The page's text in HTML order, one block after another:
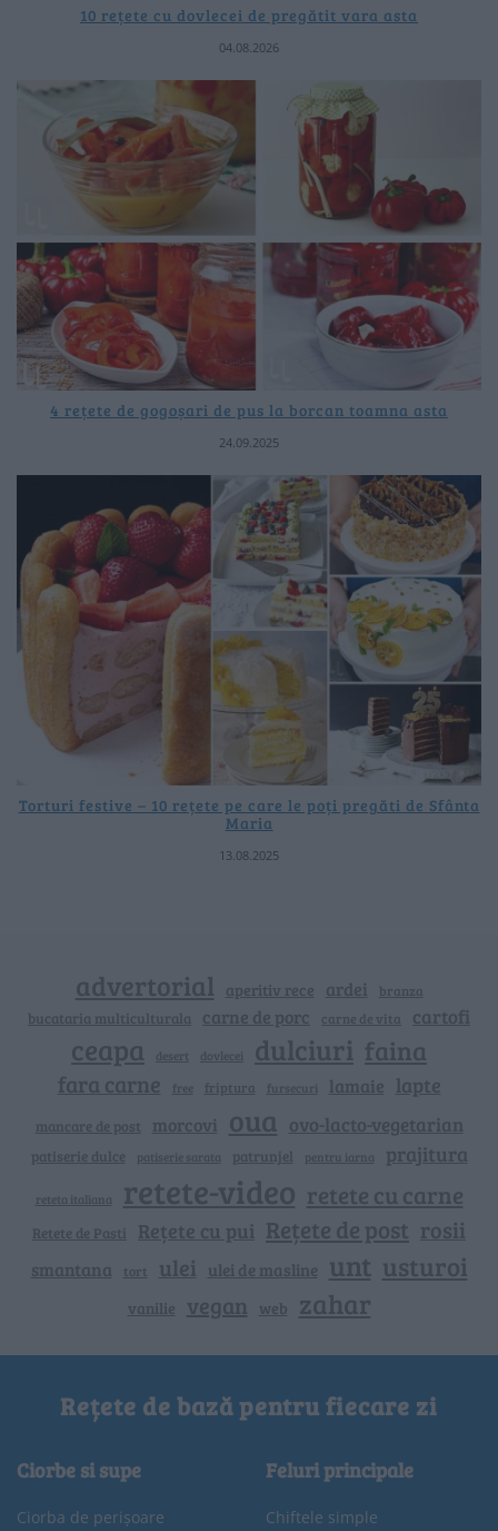
10 rețete cu dovlecei de pregătit vara asta
04.08.2026
4 rețete de gogoșari de pus la borcan toamna asta
24.09.2025
Torturi festive – 10 rețete pe care le poți pregăti de Sfânta
Maria
13.08.2025
advertorial aperitiv rece ardei branza
bucataria multiculturala carne de porc carne de vita cartofi
ceapa desert dovlecei dulciuri faina
fara carne free friptura fursecuri lamaie lapte
mancare de post morcovi oua ovo-lacto-vegetarian
patiserie dulce patiserie sarata patrunjel pentru iarna prajitura
reteta italiana retete-video retete cu carne
Retete de Pasti Rețete cu pui Rețete de post rosii
smantana tort ulei ulei de masline unt usturoi
vanilie vegan web zahar
Rețete de bază pentru fiecare zi
Ciorbe si supe
Ciorba de perișoare
Feluri principale
Chiftele simple